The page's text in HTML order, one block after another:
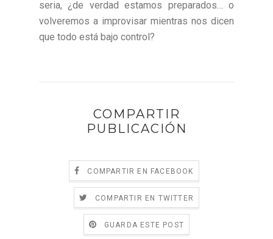
seria, ¿de verdad estamos preparados… o
volveremos a improvisar mientras nos dicen
que todo está bajo control?
COMPARTIR
PUBLICACIÓN
COMPARTIR EN FACEBOOK
COMPARTIR EN TWITTER
GUARDA ESTE POST